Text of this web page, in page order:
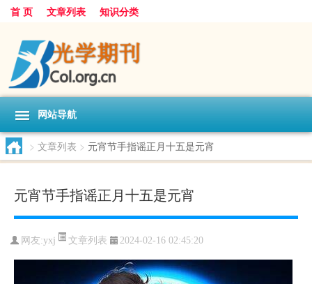
首 页 文章列表 知识分类
网站导航
> 文章列表 > 元宵节手指谣正月十五是元宵
元宵节手指谣正月十五是元宵
网友:yxj 文章列表 2024-02-16 02:45:20